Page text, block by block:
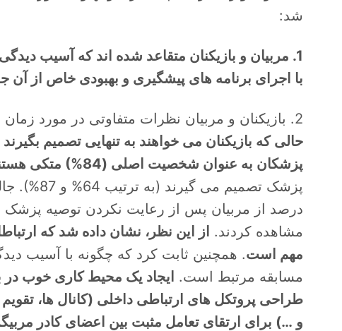
شد:
1. مربیان و بازیکنان متقاعد شده اند که آسیب
با اجرای برنامه های پیشگیری و بهبودی خاص از آن
2. بازیکنان و مربیان نظرات متفاوتی در مورد زمان بازگشت به بازی پس از مصدومیت دارند.
پزشکان به عنوان شخصیت اصلی (84%) متکی هستند.
درصد از مربیان پس از رعایت نکردن توصیه پزشک
مشاهده کردند. از این نظر، نشان داده شد که
مهم است. همچنین ثابت کرد که چگونه با آسیب
مسابقه مرتبط است. ایجاد یک محیط کاری خوب در
طراحی پروتکل های ارتباطی داخلی (کانال ها،
و …) برای ارتقای تعامل مثبت بین اعضای کادر